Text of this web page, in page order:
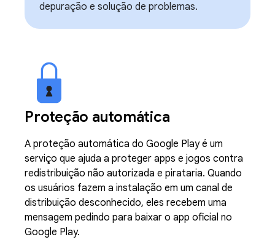
depuração e solução de problemas.
Proteção automática
A proteção automática do Google Play é um
serviço que ajuda a proteger apps e jogos contra
redistribuição não autorizada e pirataria. Quando
os usuários fazem a instalação em um canal de
distribuição desconhecido, eles recebem uma
mensagem pedindo para baixar o app oficial no
Google Play.